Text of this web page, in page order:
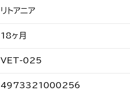
リトアニア
18ヶ月
VET-025
4973321000256